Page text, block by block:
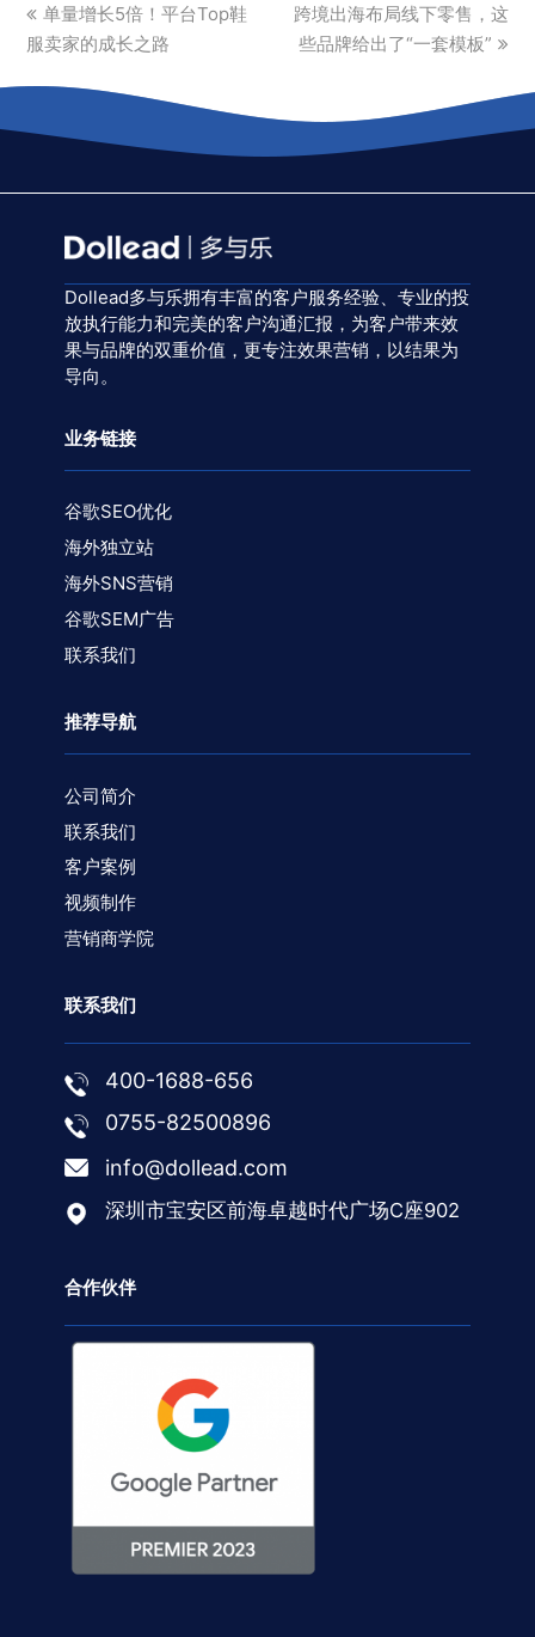
previous
post:
单量增长5倍！平台Top鞋
服卖家的成长之路
next
post:
跨境出海布局线下零售，这
些品牌给出了“一套模板”
Dollead多与乐拥有丰富的客户服务经验、专业的投
放执行能力和完美的客户沟通汇报，为客户带来效
果与品牌的双重价值，更专注效果营销，以结果为
导向。
业务链接
谷歌SEO优化
海外独立站
海外SNS营销
谷歌SEM广告
联系我们
推荐导航
公司简介
联系我们
客户案例
视频制作
营销商学院
联系我们
400-1688-656
0755-82500896
info@dollead.com
深圳市宝安区前海卓越时代广场C座902
合作伙伴